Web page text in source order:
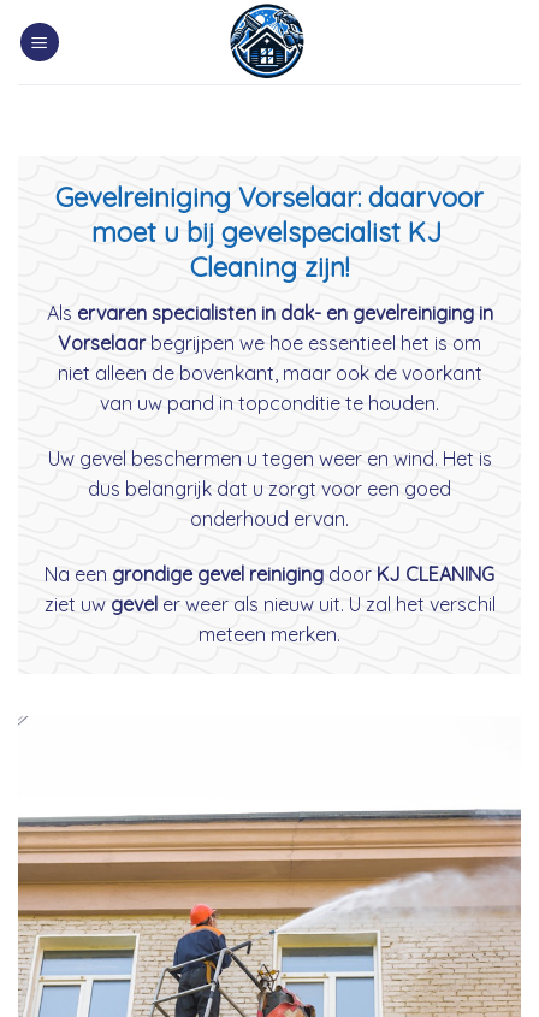
Gevelreiniging Vorselaar: daarvoor
moet u bij gevelspecialist KJ
Cleaning zijn!
Als ervaren specialisten in dak- en gevelreiniging in
Vorselaarbegrijpen we hoe essentieel het is om
niet alleen de bovenkant, maar ook de voorkant
van uw pand in topconditie te houden.
Uw gevel beschermen u tegen weer en wind. Het is
dus belangrijk dat u zorgt voor een goed
onderhoud ervan.
Na een grondige gevel reiniging door KJ CLEANING
ziet uw geveler weer als nieuw uit. U zal het verschil
meteen merken.